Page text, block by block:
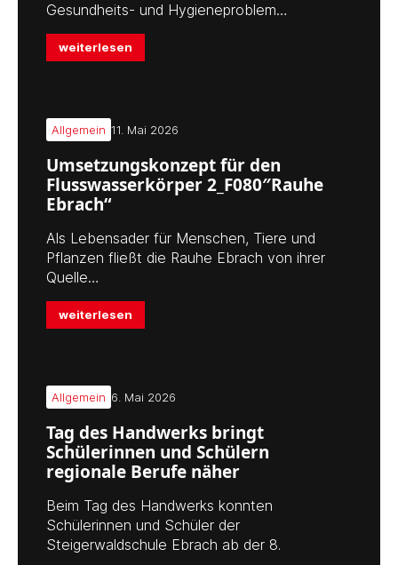
Gesundheits- und Hygieneproblem…
weiterlesen
Allgemein 11. Mai 2026
Umsetzungskonzept für den
Flusswasserkörper 2_F080″Rauhe
Ebrach“
Als Lebensader für Menschen, Tiere und
Pflanzen fließt die Rauhe Ebrach von ihrer
Quelle…
weiterlesen
Allgemein 6. Mai 2026
Tag des Handwerks bringt
Schülerinnen und Schülern
regionale Berufe näher
Beim Tag des Handwerks konnten
Schülerinnen und Schüler der
Steigerwaldschule Ebrach ab der 8.